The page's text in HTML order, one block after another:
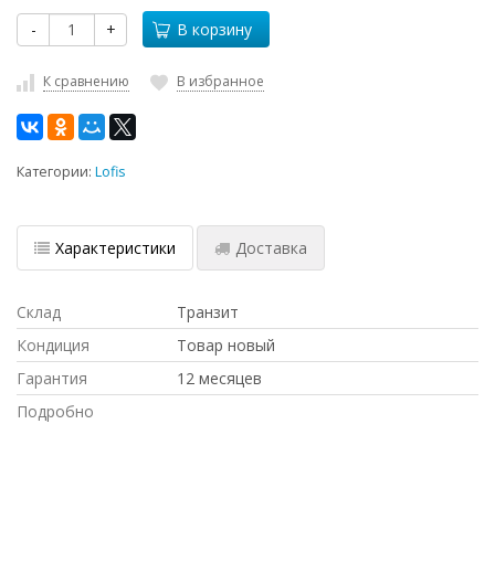
- + В корзину
К сравнению В избранное
Категории: Lofis
Характеристики Доставка
Склад
Транзит
Кондиция
Товар новый
Гарантия
12 месяцев
Подробно